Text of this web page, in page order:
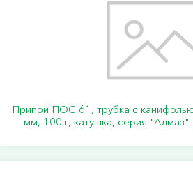
Припой ПОС 61, трубка с
мм, 100 г, катушка, серия